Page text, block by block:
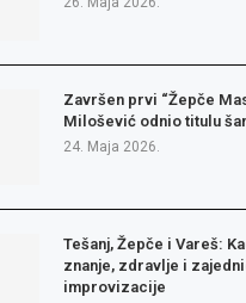
Završen prvi “Žepče
Milošević odnio titulu
24. Maja 2026.
Tešanj, Žepče i Vareš:
znanje, zdravlje i
improvizacije